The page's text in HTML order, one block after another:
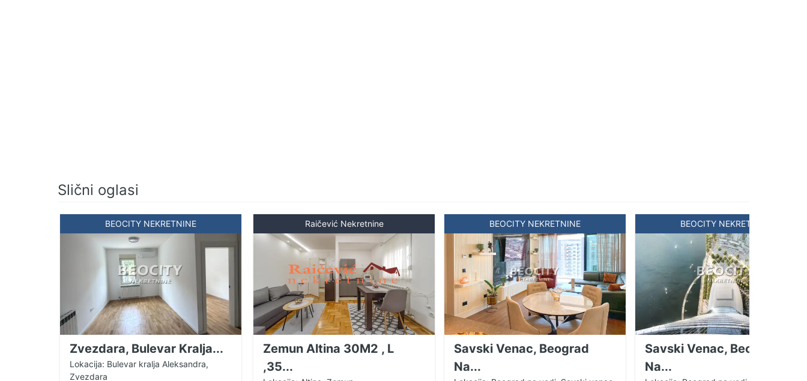
Slični oglasi
BEOCITY NEKRETNINE
Zvezdara, Bulevar Kralja...
Lokacija: Bulevar kralja Aleksandra,
Zvezdara
Raičević Nekretnine
Zemun Altina 30M2 , L
,35...
BEOCITY NEKRETNINE
Savski Venac, Beograd
Na...
BEOCITY NEKRETNINE
Savski Venac, Beograd
Na...